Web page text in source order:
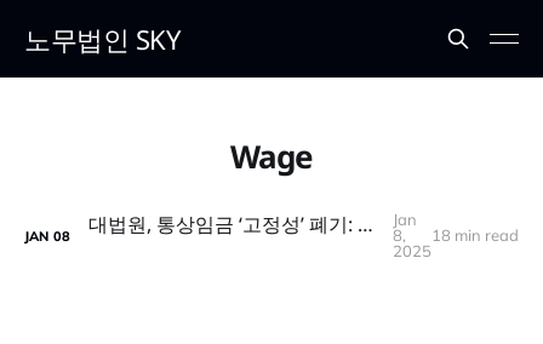
노무법인 SKY
Wage
JAN 08 대법원, 통상임금 ‘고정성’ 폐기: 기업 대응 방안은?
Jan
8,
2025
18 min read